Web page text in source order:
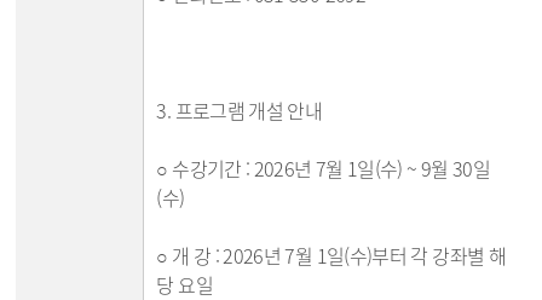
3. 프로그램 개설 안내
○ 수강기간 : 2026년 7월 1일(수) ~ 9월 30일
(수)
○ 개 강 : 2026년 7월 1일(수)부터 각 강좌별 해
당 요일